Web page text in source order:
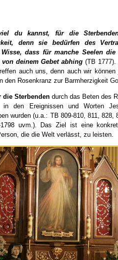
du kannst, für die
denn sie bedürfen des
dass für manche Seelen
von deinem Gebet abhing (TB
auch uns, denn auch wir
den Rosenkranz zur Barmherzigkeit
die Sterbenden durch das Beten des
in den Ereignissen und Worten
wurden (u.a.: TB 809-810, 811,
1798 uvm.). Das Ziel ist eine
die die Welt verlässt, zu leisten.